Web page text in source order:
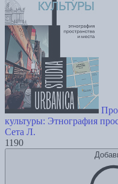
культуры: Этнография
Сета Л.
1190